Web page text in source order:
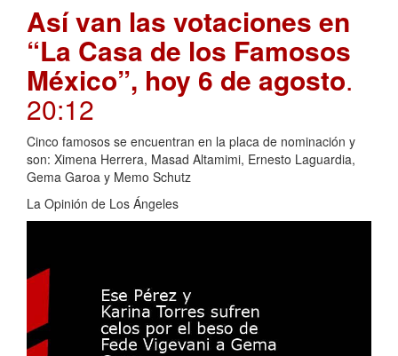
Así van las votaciones en
“La Casa de los Famosos
México”, hoy 6 de agosto.
20:12
Cinco famosos se encuentran en la placa de nominación y
son: Ximena Herrera, Masad Altamimi, Ernesto Laguardia,
Gema Garoa y Memo Schutz
La Opinión de Los Ángeles